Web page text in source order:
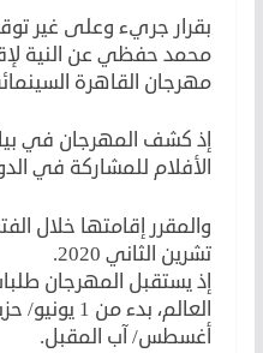
بقرار جريء وعلى غير
محمد حفظي عن النية
مهرجان القاهرة
إذ كشف المهرجان في
الأفلام للمشاركة في
تشرين الثاني 2020.
إذ يستقبل المهرجان
أغسطس/ آب المقبل.